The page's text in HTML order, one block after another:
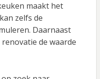
maakt het
zelfs de
Daarnaast
de waarde